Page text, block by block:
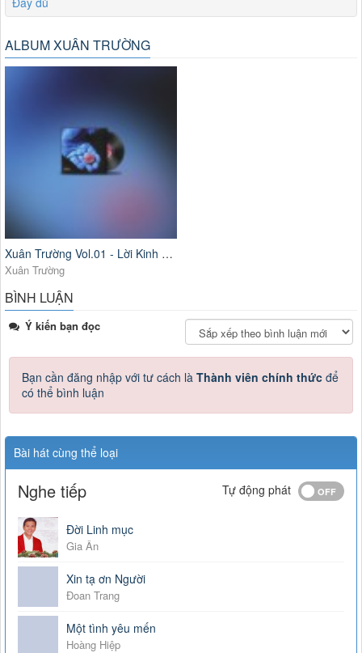
ALBUM XUÂN TRƯỜNG
Xuân Trường Vol.01 - Lời Kinh Nguyện Trầm
Xuân Trường
BÌNH LUẬN
Ý kiến bạn đọc
Bạn cần đăng nhập với tư cách là Thành viên chính thức để
có thể bình luận
Bài hát cùng thể loại
Nghe tiếp Tự động phát
Đời Linh mục
Gia Ân
Xin tạ ơn Người
Đoan Trang
Một tình yêu mến
Hoàng Hiệp